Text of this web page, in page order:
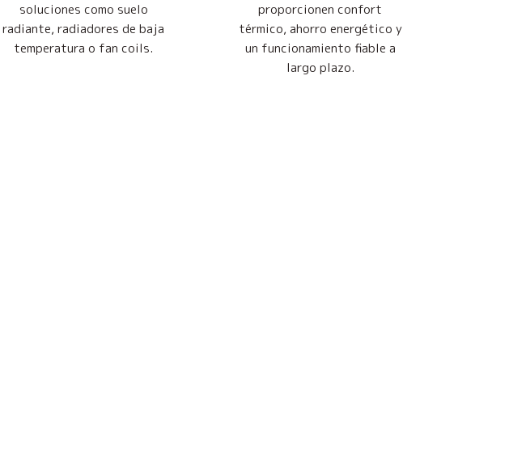
soluciones como suelo
radiante, radiadores de baja
temperatura o fan coils.
proporcionen confort
térmico, ahorro energético y
un funcionamiento fiable a
largo plazo.